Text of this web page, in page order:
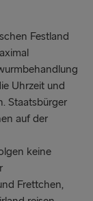
Festland
Uhrzeit und
Staatsbürger
auf der
keine
Frettchen,